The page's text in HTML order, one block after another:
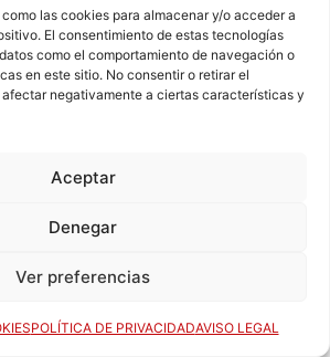
las cookies para almacenar y/o acceder a
El consentimiento de estas tecnologías
como el comportamiento de navegación o
en este sitio. No consentir o retirar el
negativamente a ciertas características y
Aceptar
Denegar
Ver preferencias
POLÍTICA DE PRIVACIDADAVISO LEGAL
12